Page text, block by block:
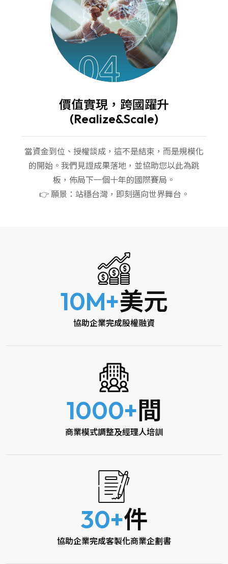
04
價值實現，跨國躍升
(Realize&Scale)
當資金到位、授權談成，這不是結束，而是規模化
的開始。我們見證成果落地，並協助您以此為跳
板，佈局下一個十年的國際賽局。
👉 願景：站穩台灣，即刻邁向世界舞台。
10M+美元
協助企業完成股權融資
1000+間
商業模式調整及經理人培訓
30+件
協助企業完成客製化商業企劃書